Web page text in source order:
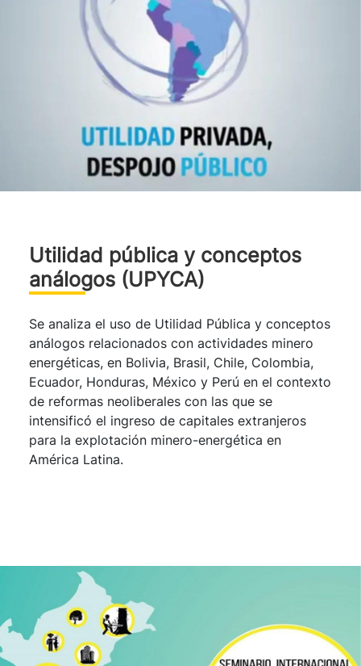
Utilidad pública y conceptos
análogos (UPYCA)
Se analiza el uso de Utilidad Pública y conceptos
análogos relacionados con actividades minero
energéticas, en Bolivia, Brasil, Chile, Colombia,
Ecuador, Honduras, México y Perú en el contexto
de reformas neoliberales con las que se
intensificó el ingreso de capitales extranjeros
para la explotación minero-energética en
América Latina.